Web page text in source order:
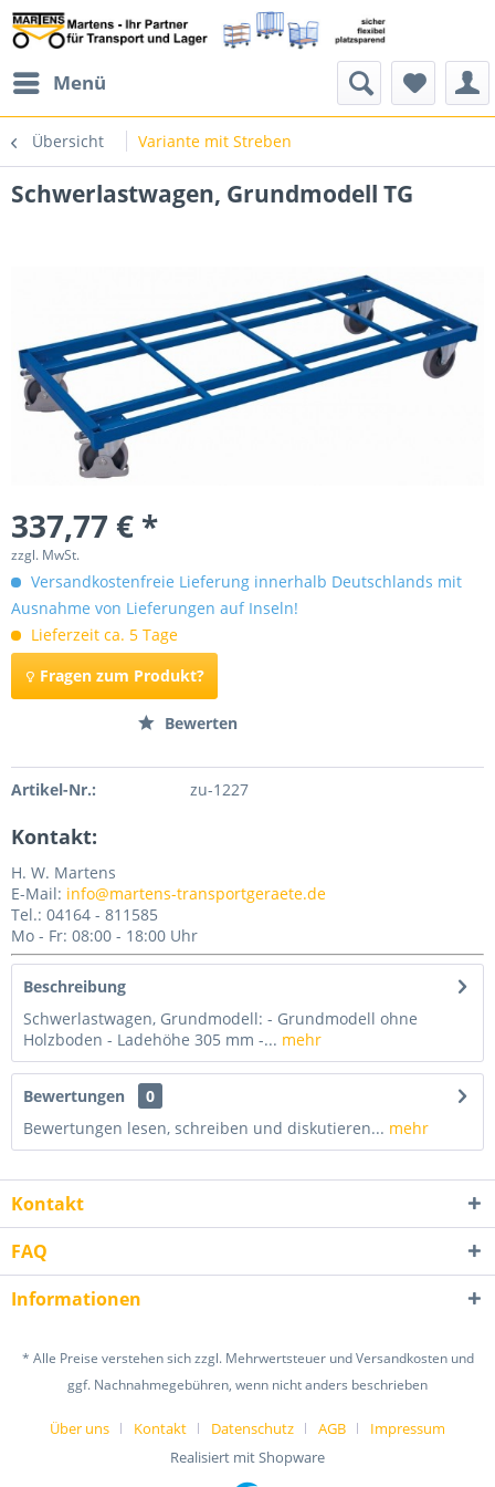
Menü
Übersicht Variante mit Streben
Schwerlastwagen, Grundmodell TG
337,77 € *
zzgl. MwSt.
Versandkostenfreie Lieferung innerhalb Deutschlands mit
Ausnahme von Lieferungen auf Inseln!
Lieferzeit ca. 5 Tage
Fragen zum Produkt?
Bewerten
Artikel-Nr.: zu-1227
Kontakt:
H. W. Martens
E-Mail: info@martens-transportgeraete.de
Tel.: 04164 - 811585
Mo - Fr: 08:00 - 18:00 Uhr
Beschreibung
Schwerlastwagen, Grundmodell: - Grundmodell ohne
Holzboden - Ladehöhe 305 mm -... mehr
Bewertungen
0
Bewertungen lesen, schreiben und diskutieren... mehr
Kontakt
FAQ
Informationen
* Alle Preise verstehen sich zzgl. Mehrwertsteuer und Versandkosten und
ggf. Nachnahmegebühren, wenn nicht anders beschrieben
Über uns Kontakt Datenschutz AGB
Impressum
Realisiert mit Shopware